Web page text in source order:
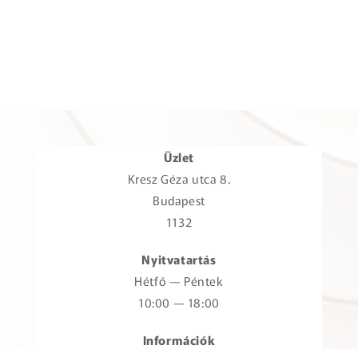
Üzlet
Kresz Géza utca 8.
Budapest
1132
Nyitvatartás
Hétfő — Péntek
10:00 — 18:00
Információk